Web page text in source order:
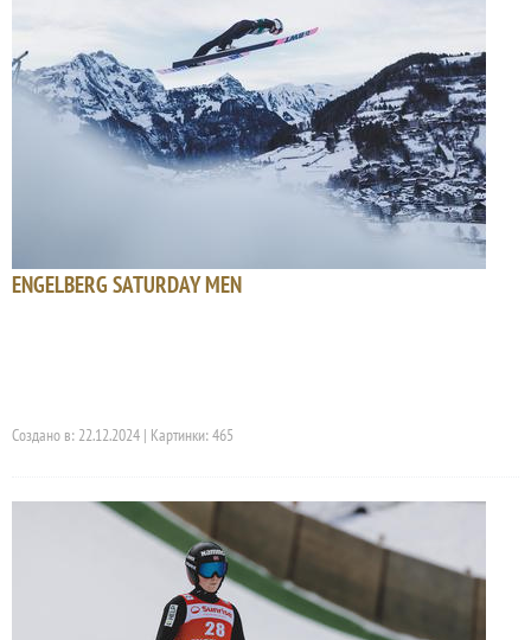
ENGELBERG SATURDAY MEN
Создано в: 22.12.2024 | Картинки: 465